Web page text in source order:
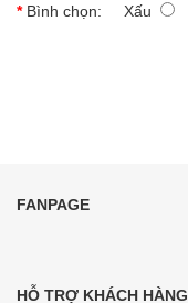
Bình chọn: Xấu
FANPAGE
HỖ TRỢ KHÁCH HÀNG